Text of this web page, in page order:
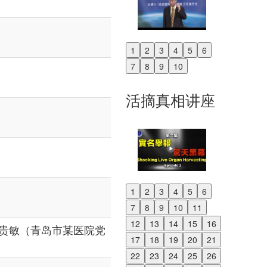
敏（青岛市某医院党
1 2 3 4 5
6
7
8 9 10
Previous
Next
活摘真相讲座
1 2 3 4 5
6
7
8 9 10
11
12
13 14 15
16
17
18 19 20
21
22
23 24 25
26
Previous
Next